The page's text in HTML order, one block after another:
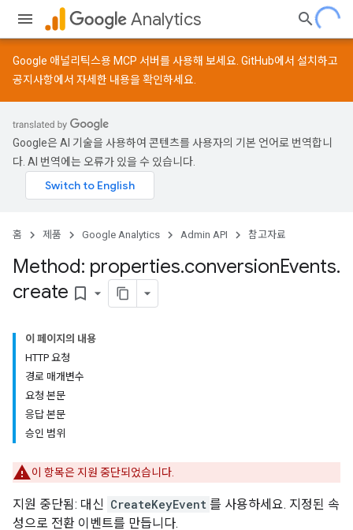
Analytics
Google 애널리틱스용 MCP 서버를 사용해 보세요. GitHub에서 설치하고
공지사항에서 자세한 내용을 확인하세요.
Google은 AI 기술을 사용하여 콘텐츠를 사용자의 기본 언어로 번역합니
다. AI 번역에는 오류가 있을 수 있습니다.
홈 제품 Google Analytics Admin API 참고자료
Method: properties.conversionEvents.
create bookmark_border
이 페이지의 내용
HTTP 요청
경로 매개변수
요청 본문
응답 본문
승인 범위
이 항목은 지원 중단되었습니다.
지원 중단됨: 대신 CreateKeyEvent 를 사용하세요. 지정된 속
성으로 전환 이벤트를 만듭니다.